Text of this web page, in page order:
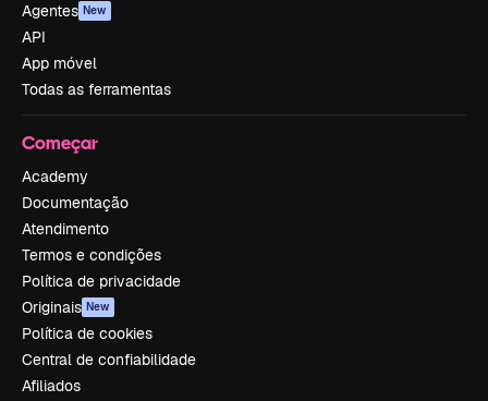
Agentes New
API
App móvel
Todas as ferramentas
Começar
Academy
Documentação
Atendimento
Termos e condições
Política de privacidade
Originais New
Política de cookies
Central de confiabilidade
Afiliados